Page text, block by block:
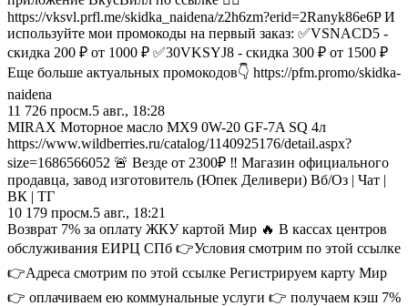
https://vksvl.prfl.me/skidka_naidena/z2h6zm?erid=2Ranyk86e6P И
используйте мои промокоды на первый заказ: ✅VSNACD5 -
скидка 200 ₽ от 1000 ₽ ✅30VKSYJ8 - скидка 300 ₽ от 1500 ₽
Еще больше актуальных промокодов👇 https://pfm.promo/skidka-
naidena
11 726 просм.5 авг., 18:28
MIRAX Моторное масло MX9 0W-20 GF-7A SQ 4л
https://www.wildberries.ru/catalog/1140925176/detail.aspx?
size=1686566052 🚨 Везде от 2300₽ ‼️ Магазин официального
продавца, завод изготовитель (Юпек Деливери) Вб/Оз | Чат |
ВК | ТГ
10 179 просм.5 авг., 18:21
Возврат 7% за оплату ЖКУ картой Мир 🔥 В кассах центров
обслуживания ЕИРЦ СПб 👉Условия смотрим по этой ссылке
👉Адреса смотрим по этой ссылке Регистрируем карту Мир
👉 оплачиваем ею коммунальные услуги 👉 получаем кэш 7%